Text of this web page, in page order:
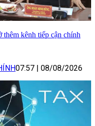
kênh tiếp cận chính
07:57 | 08/08/2026